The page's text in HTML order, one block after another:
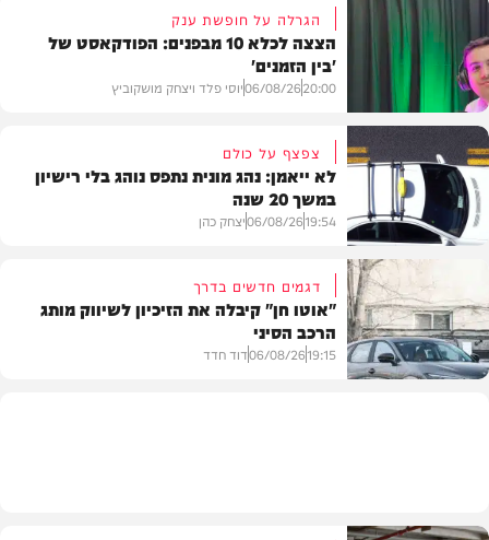
VOD
הגרלה על חופשת ענק
הצצה לכלא 10 מבפנים: הפודקאסט של
'בין הזמנים'
20:00
06/08/26יוסי פלד ויצחק מושקוביץ
משטרה
צפצף על כולם
לא ייאמן: נהג מונית נתפס נוהג בלי רישיון
במשך 20 שנה
19:54
06/08/26יצחק כהן
דגמים חדשים בדרך
"אוטו חן" קיבלה את הזיכיון לשיווק מותג
הרכב הסיני
19:15
06/08/26דוד חדד